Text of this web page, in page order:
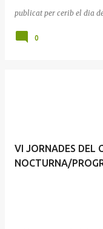
publicat per cerib el dia
0
VI JORNADES DEL
NOCTURNA/